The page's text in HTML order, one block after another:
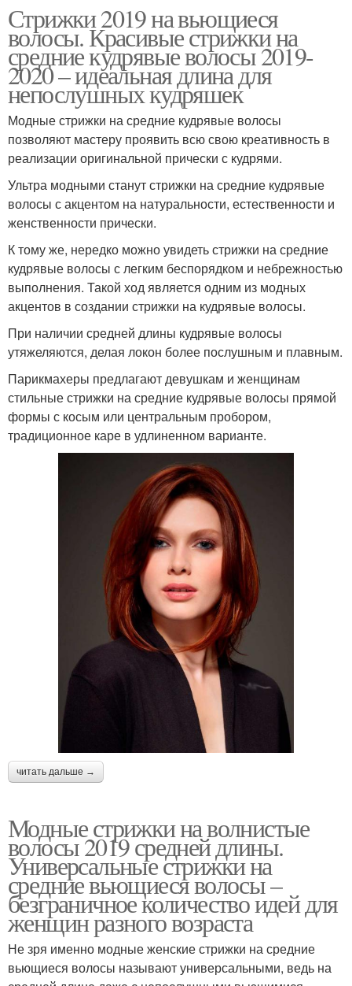
Стрижки 2019 на вьющиеся
волосы. Красивые стрижки на
средние кудрявые волосы 2019-
2020 – идеальная длина для
непослушных кудряшек
Модные стрижки на средние кудрявые волосы
позволяют мастеру проявить всю свою креативность в
реализации оригинальной прически с кудрями.
Ультра модными станут стрижки на средние кудрявые
волосы с акцентом на натуральности, естественности и
женственности прически.
К тому же, нередко можно увидеть стрижки на средние
кудрявые волосы с легким беспорядком и небрежностью
выполнения. Такой ход является одним из модных
акцентов в создании стрижки на кудрявые волосы.
При наличии средней длины кудрявые волосы
утяжеляются, делая локон более послушным и плавным.
Парикмахеры предлагают девушкам и женщинам
стильные стрижки на средние кудрявые волосы прямой
формы с косым или центральным пробором,
традиционное каре в удлиненном варианте.
читать дальше →
Модные стрижки на волнистые
волосы 2019 средней длины.
Универсальные стрижки на
средние вьющиеся волосы –
безграничное количество идей для
женщин разного возраста
Не зря именно модные женские стрижки на средние
вьющиеся волосы называют универсальными, ведь на